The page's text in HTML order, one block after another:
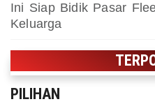
Ini Siap Bidik Pasar
Keluarga
PILIHAN